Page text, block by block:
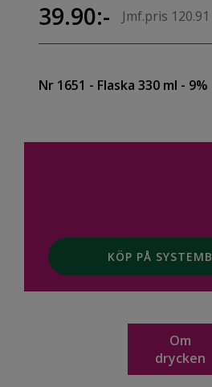
39.90:- Jmf.pris
Nr 1651 - Flaska 330 ml - 9%
KÖP PÅ
Om
drycken